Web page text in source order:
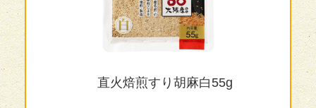
直火焙煎すり胡麻白55g